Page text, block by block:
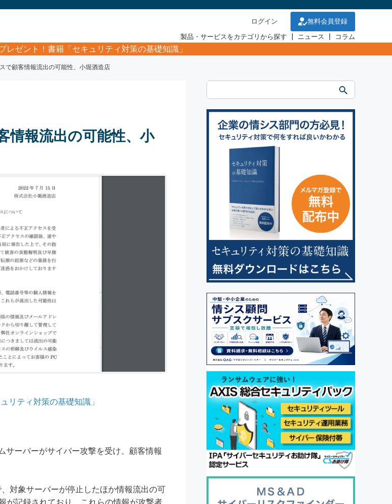
ログイン
無料会員登録
製品・サービスをカテゴリから探す
ニュース コラム
レゼント！書籍「セキュリティ対策の基礎知識」
で顧客情報流出の可能性、小堀酒造店
情報流出の可能性、小
リティ対策の基礎知識」
サーバーがサイバー攻撃を受け、顧客情報
対象サーバーが停止したほか情報流出の可